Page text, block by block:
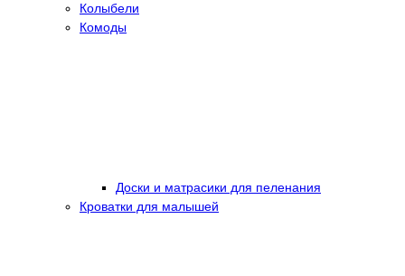
Колыбели
Комоды
Доски и матрасики для пеленания
Кроватки для малышей